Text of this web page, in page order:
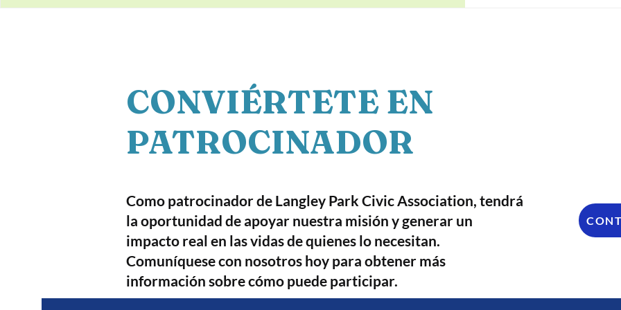
CONVIÉRTETE EN
PATROCINADOR
Como patrocinador de Langley Park Civic Association, tendrá
la oportunidad de apoyar nuestra misión y generar un
impacto real en las vidas de quienes lo necesitan.
Comuníquese con nosotros hoy para obtener más
información sobre cómo puede participar.